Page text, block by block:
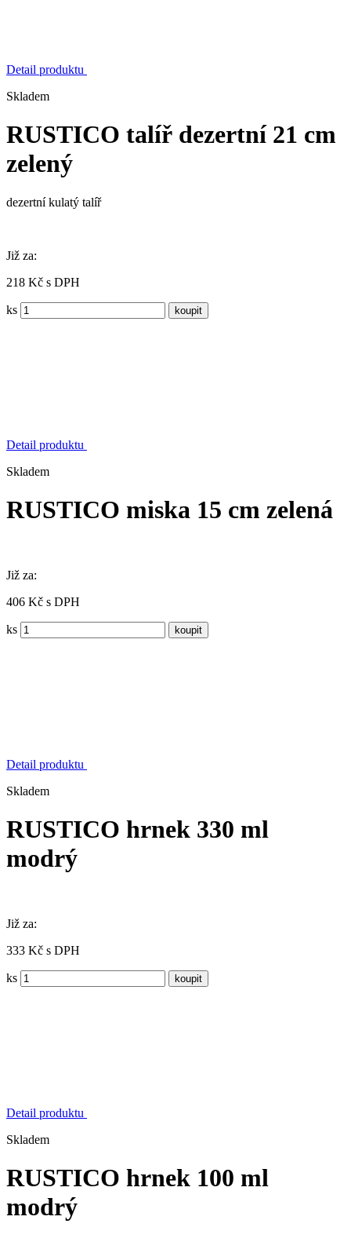
Detail produktu
Skladem
RUSTICO talíř dezertní 21 cm
zelený
dezertní kulatý talíř
Již za:
218 Kč s DPH
ks
Detail produktu
Skladem
RUSTICO miska 15 cm zelená
Již za:
406 Kč s DPH
ks
Detail produktu
Skladem
RUSTICO hrnek 330 ml
modrý
Již za:
333 Kč s DPH
ks
Detail produktu
Skladem
RUSTICO hrnek 100 ml
modrý